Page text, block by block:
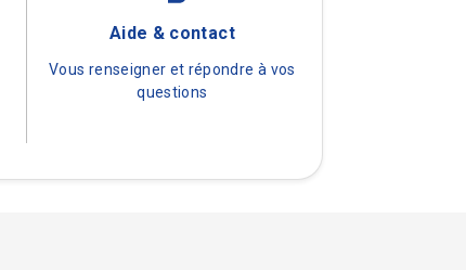
Aide & contact
Vous renseigner et répondre à vos
questions